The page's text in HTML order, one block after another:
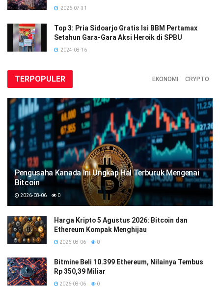
2026-07-31
Top 3: Pria Sidoarjo Gratis Isi BBM Pertamax
Setahun Gara-Gara Aksi Heroik di SPBU
2024-08-16
TERPOPULER EKONOMI CRYPTO
Pengusaha Kanada Ini Ungkap Hal Terburuk Mengenai
Bitcoin
2026-08-06 0
Harga Kripto 5 Agustus 2026: Bitcoin dan
Ethereum Kompak Menghijau
2026-08-06 0
Bitmine Beli 10.399 Ethereum, Nilainya Tembus
Rp 350,39 Miliar
2026-08-06 0